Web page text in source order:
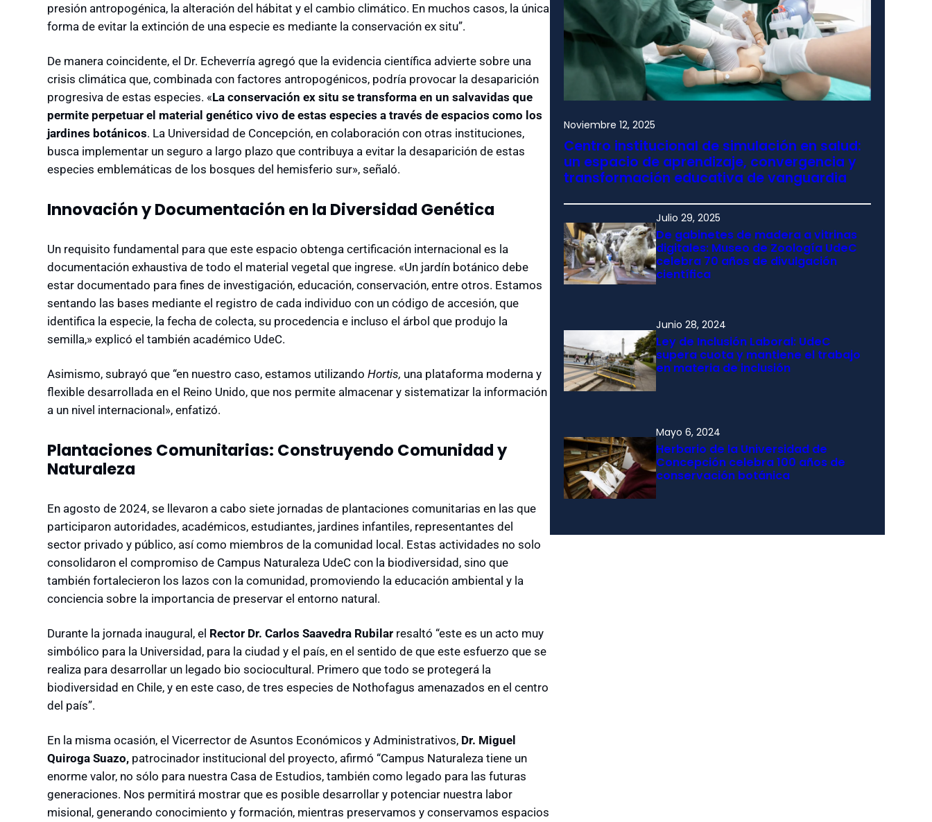
presión antropogénica, la alteración del hábitat y el cambio climático. En muchos casos, la única
forma de evitar la extinción de una especie es mediante la conservación ex situ”.
De manera coincidente, el Dr. Echeverría agregó que la evidencia científica advierte sobre una
crisis climática que, combinada con factores antropogénicos, podría provocar la desaparición
progresiva de estas especies. «La conservación ex situ se transforma en un salvavidas que
permite perpetuar el material genético vivo de estas especies a través de espacios como los
jardines botánicos. La Universidad de Concepción, en colaboración con otras instituciones,
busca implementar un seguro a largo plazo que contribuya a evitar la desaparición de estas
especies emblemáticas de los bosques del hemisferio sur», señaló.
Innovación y Documentación en la Diversidad Genética
Un requisito fundamental para que este espacio obtenga certificación internacional es la
documentación exhaustiva de todo el material vegetal que ingrese. «Un jardín botánico debe
estar documentado para fines de investigación, educación, conservación, entre otros. Estamos
sentando las bases mediante el registro de cada individuo con un código de accesión, que
identifica la especie, la fecha de colecta, su procedencia e incluso el árbol que produjo la
semilla,» explicó el también académico UdeC.
Asimismo, subrayó que “en nuestro caso, estamos utilizando Hortis, una plataforma moderna y
flexible desarrollada en el Reino Unido, que nos permite almacenar y sistematizar la información
a un nivel internacional», enfatizó.
Plantaciones Comunitarias: Construyendo Comunidad y
Naturaleza
En agosto de 2024, se llevaron a cabo siete jornadas de plantaciones comunitarias en las que
participaron autoridades, académicos, estudiantes, jardines infantiles, representantes del
sector privado y público, así como miembros de la comunidad local. Estas actividades no solo
consolidaron el compromiso de Campus Naturaleza UdeC con la biodiversidad, sino que
también fortalecieron los lazos con la comunidad, promoviendo la educación ambiental y la
conciencia sobre la importancia de preservar el entorno natural.
Durante la jornada inaugural, el Rector Dr. Carlos Saavedra Rubilar resaltó “este es un acto muy
simbólico para la Universidad, para la ciudad y el país, en el sentido de que este esfuerzo que se
realiza para desarrollar un legado bio sociocultural. Primero que todo se protegerá la
biodiversidad en Chile, y en este caso, de tres especies de Nothofagus amenazados en el centro
del país”.
En la misma ocasión, el Vicerrector de Asuntos Económicos y Administrativos, Dr. Miguel
Quiroga Suazo, patrocinador institucional del proyecto, afirmó “Campus Naturaleza tiene un
enorme valor, no sólo para nuestra Casa de Estudios, también como legado para las futuras
generaciones. Nos permitirá mostrar que es posible desarrollar y potenciar nuestra labor
misional, generando conocimiento y formación, mientras preservamos y conservamos espacios
Noviembre 12, 2025
Centro institucional de simulación en salud:
un espacio de aprendizaje, convergencia y
transformación educativa de vanguardia
Julio 29, 2025
De gabinetes de madera a vitrinas
digitales: Museo de Zoología UdeC
celebra 70 años de divulgación
científica
Junio 28, 2024
Ley de Inclusión Laboral: UdeC
supera cuota y mantiene el trabajo
en materia de inclusión
Mayo 6, 2024
Herbario de la Universidad de
Concepción celebra 100 años de
conservación botánica